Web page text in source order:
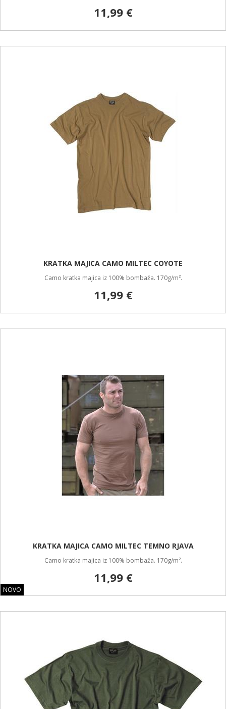
11,99 €
KRATKA MAJICA CAMO MILTEC COYOTE
Camo kratka majica iz 100% bombaža. 170g/m².
11,99 €
NOVO
KRATKA MAJICA CAMO MILTEC TEMNO RJAVA
Camo kratka majica iz 100% bombaža. 170g/m².
11,99 €